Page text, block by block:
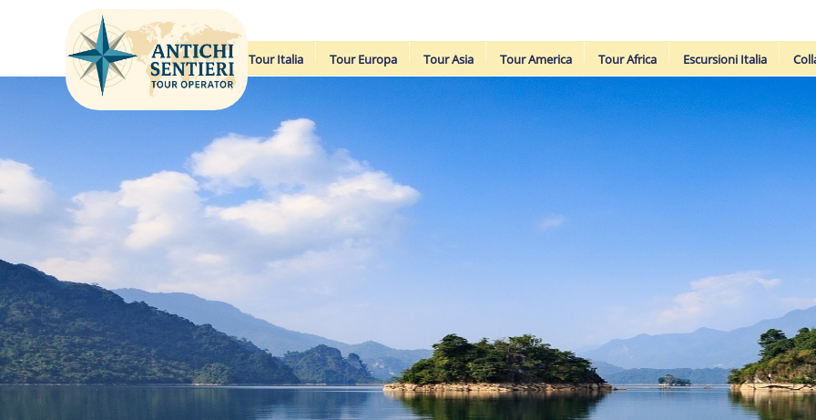
Tour Italia Tour Europa Tour Asia Tour America Tour Africa Escursioni Italia